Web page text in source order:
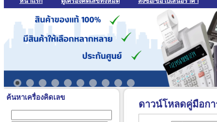
ค้นหาเครื่องคิดเลข
ดาวน์โหลดคู่มือกา